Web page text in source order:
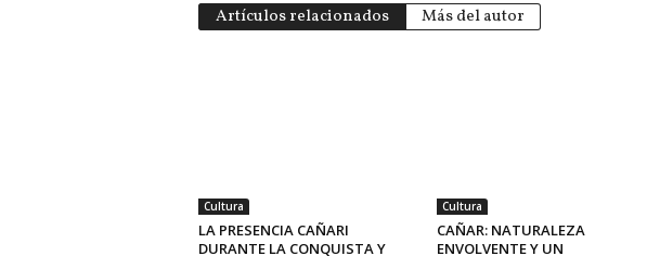
Artículos relacionados Más del autor
Cultura
LA PRESENCIA CAÑARI
DURANTE LA CONQUISTA Y
Cultura
CAÑAR: NATURALEZA
ENVOLVENTE Y UN